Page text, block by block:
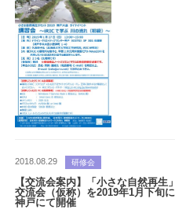
2018.08.29 研修会
【交流会案内】「小さな自然再生」
交流会（仮称）を2019年1月下旬に
神戸にて開催